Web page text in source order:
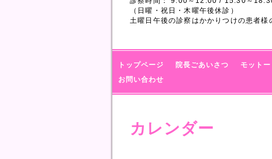
（日曜・祝日・木曜午後休診）
土曜日午後の診察はかかりつけの患者様
トップページ 院長ごあいさつ モットー
お問い合わせ
カレンダー